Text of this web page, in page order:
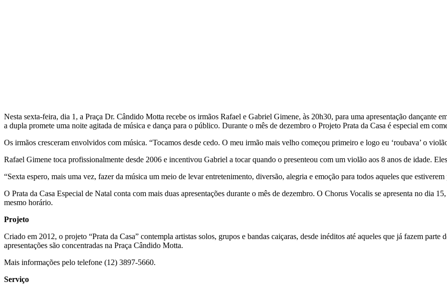
Nesta sexta-feira, dia 1, a Praça Dr. Cândido Motta recebe os irmãos Rafael e Gabriel Gimene, às 20h30, para uma apresentação dançante
a dupla promete uma noite agitada de música e dança para o público. Durante o mês de dezembro o Projeto Prata da Casa é especial em
Os irmãos cresceram envolvidos com música. “Tocamos desde cedo. O meu irmão mais velho começou primeiro e logo eu ‘roubava’ o
Rafael Gimene toca profissionalmente desde 2006 e incentivou Gabriel a tocar quando o presenteou com um violão aos 8 anos de idade.
“Sexta espero, mais uma vez, fazer da música um meio de levar entretenimento, diversão, alegria e emoção para todos aqueles que
O Prata da Casa Especial de Natal conta com mais duas apresentações durante o mês de dezembro. O Chorus Vocalis se apresenta no dia
mesmo horário.
Projeto
Criado em 2012, o projeto “Prata da Casa” contempla artistas solos, grupos e bandas caiçaras, desde inéditos até aqueles que já fazem
apresentações são concentradas na Praça Cândido Motta.
Mais informações pelo telefone (12) 3897-5660.
Serviço